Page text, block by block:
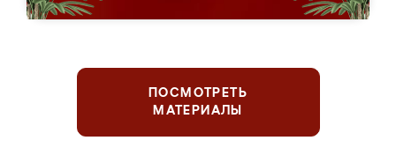
ПОСМОТРЕТЬ
МАТЕРИАЛЫ